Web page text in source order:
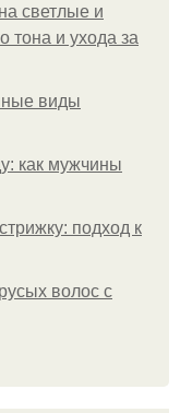
светлые и
тона и ухода за
виды
как мужчины
подход к
волос с